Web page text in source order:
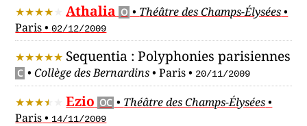
Athalia O • Théâtre des Champs-Élysées•
Paris•02/12/2009
Sequentia : Polyphonies parisiennes
C •Collège des Bernardins•Paris• 20/11/2009
Ezio OC • Théâtre des Champs-Élysées•
Paris• 14/11/2009